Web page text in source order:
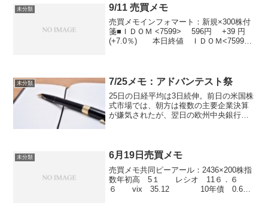
円・アン...
未分類 9/11 売買メモ
売買メモインフォマート：新規×300株付
箋■ＩＤＯＭ <7599> 596円 +39 円
(+7.0％) 本日終値 ＩＤＯＭ<7599>
未分類 7/25メモ：アドバンテスト祭
25日の日経平均は3日続伸。前日の米国株
式市場では、朝方は複数の主要企業決算
が嫌気されたが、翌日の欧州中央銀行
昇に転じ、...
未分類 6月19日売買メモ
売買メモ共同ピーアール：2436×200株指
数年初高 5１ レシオ 11６．６
６ vix 35.12 10年債 0.694